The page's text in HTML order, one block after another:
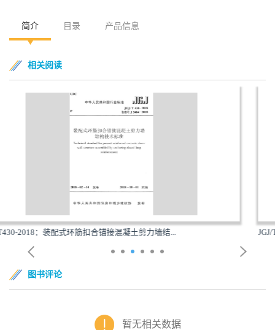
简介 目录 产品信息
相关阅读
... JGJ/T469-2019：装配式钢结构住宅建筑技术标准
图书评论
暂无相关数据